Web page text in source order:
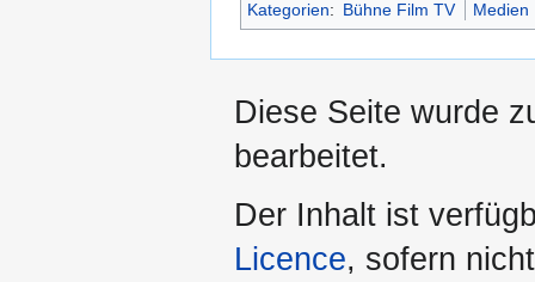
Kategorien: Bühne Film TV Medien
Diese Seite wurde
bearbeitet.
Der Inhalt ist
Licence, sofern